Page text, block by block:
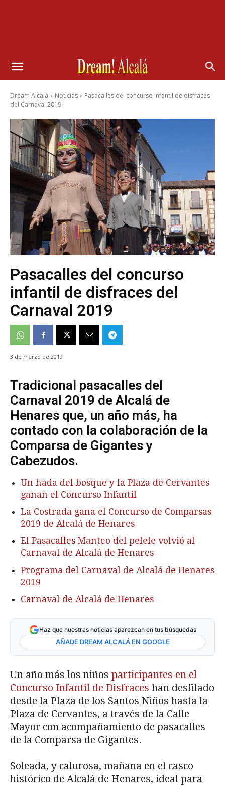
Dream Alcalá Noticias
Pasacalles del concurso infantil de disfraces
del Carnaval 2019
Pasacalles del concurso
infantil de disfraces del
Carnaval 2019
3 de marzo de 2019
Tradicional pasacalles del
Carnaval 2019 de Alcalá de
Henares que, un año más, ha
contado con la colaboración de la
Comparsa de Gigantes y
Cabezudos.
Un hada del bosque y la Plaza de Cervantes
ganan el Concurso Infantil
La Costrada gana el Concurso de Comparsas
2019 de Alcalá de Henares
El Pasacalles Manteo del pelele volvió al
Carnaval de Alcalá de Henares
Programa del Carnaval de Alcalá de Henares
2019
Carnaval de Alcalá de Henares
Haz que nuestras noticias aparezcan en tus búsquedas
AÑADE DREAM ALCALÁ EN GOOGLE
Un año más los niños participantes en el
Concurso Infantil de Disfraces han desfilado
desde la Plaza de los Santos Niños hasta la
Plaza de Cervantes, a través de la Calle
Mayor con acompañamiento de pasacalles
de la Comparsa de Gigantes.
Soleada, y calurosa, mañana en el casco
histórico de Alcalá de Henares, ideal para